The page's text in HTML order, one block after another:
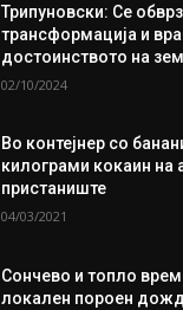
Трипуновски: Се
трансформација и
достоинството на
02/10/2024
Во контејнер со
килограми кокаин на
пристаниште
04/03/2021
Сончево и топло
локален пороен дожд